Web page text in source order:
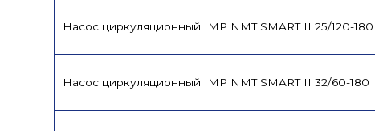
Насос циркуляционный IMP NMT SMART II 25/120-180
Насос циркуляционный IMP NMT SMART II 32/60-180